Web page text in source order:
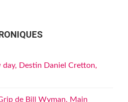
Destin Daniel Cretton,
de Bill Wyman, Main